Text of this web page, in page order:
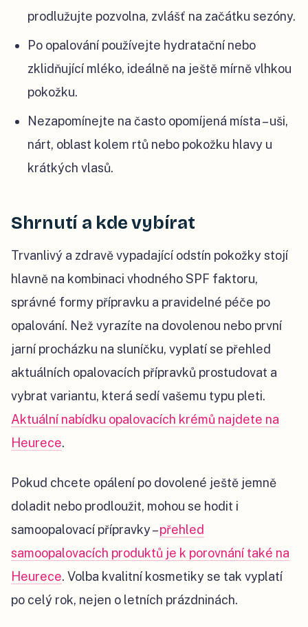
prodlužujte pozvolna, zvlášť na začátku sezóny.
Po opalování používejte hydratační nebo
zklidňující mléko, ideálně na ještě mírně vlhkou
pokožku.
Nezapomínejte na často opomíjená místa – uši,
nárt, oblast kolem rtů nebo pokožku hlavy u
krátkých vlasů.
Shrnutí a kde vybírat
Trvanlivý a zdravě vypadající odstín pokožky stojí
hlavně na kombinaci vhodného SPF faktoru,
správné formy přípravku a pravidelné péče po
opalování. Než vyrazíte na dovolenou nebo první
jarní procházku na sluníčku, vyplatí se přehled
aktuálních opalovacích přípravků prostudovat a
vybrat variantu, která sedí vašemu typu pleti.
Aktuální nabídku opalovacích krémů najdete na
Heurece.
Pokud chcete opálení po dovolené ještě jemně
doladit nebo prodloužit, mohou se hodit i
samoopalovací přípravky –přehled
samoopalovacích produktů je k porovnání také na
Heurece. Volba kvalitní kosmetiky se tak vyplatí
po celý rok, nejen o letních prázdninách.